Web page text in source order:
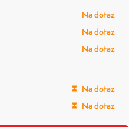
Na dotaz
Na dotaz
Na dotaz
Na dotaz
Na dotaz